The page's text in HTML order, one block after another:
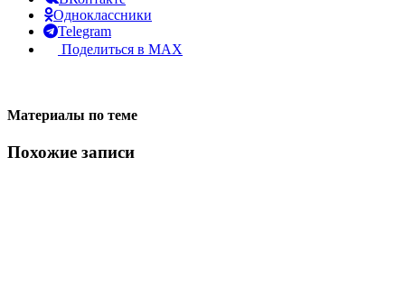
Одноклассники
Telegram
Поделиться в MAX
Материалы по теме
Похожие записи